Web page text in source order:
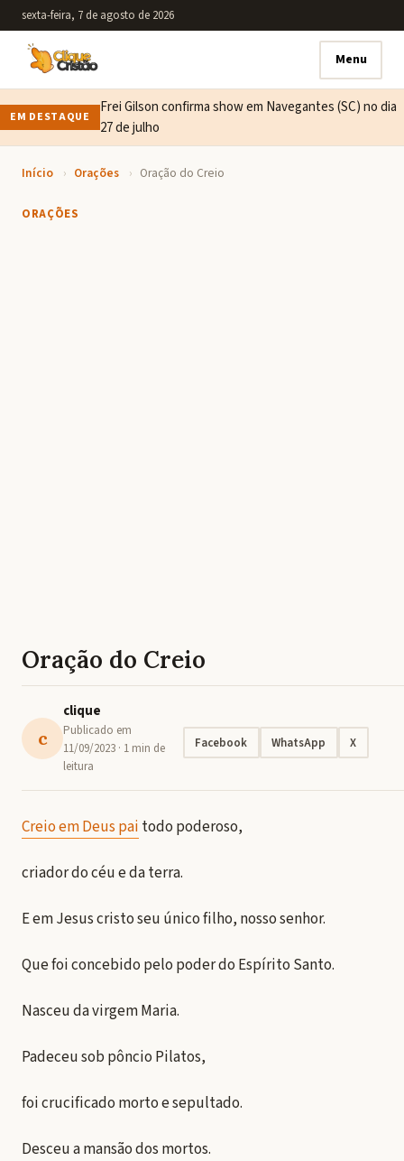
sexta-feira, 7 de agosto de 2026
Menu
EM DESTAQUE
Frei Gilson confirma show em Navegantes (SC) no dia
27 de julho
Início › Orações › Oração do Creio
ORAÇÕES
Oração do Creio
c
clique
Publicado em
11/09/2023 · 1 min de
leitura
Facebook WhatsApp X
Creio em Deus pai todo poderoso,
criador do céu e da terra.
E em Jesus cristo seu único filho, nosso senhor.
Que foi concebido pelo poder do Espírito Santo.
Nasceu da virgem Maria.
Padeceu sob pôncio Pilatos,
foi crucificado morto e sepultado.
Desceu a mansão dos mortos.